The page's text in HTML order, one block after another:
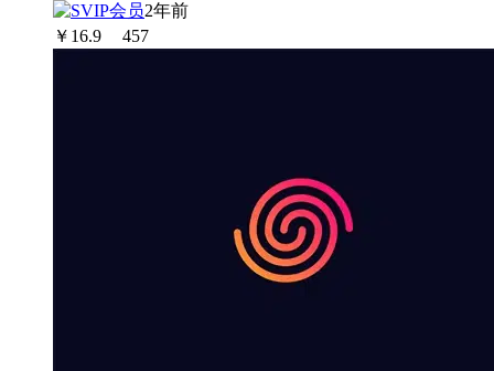
2年前
￥ 16.9 457